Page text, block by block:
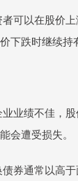
可以在股价
下跌时继续持
业绩不佳，
会遭受损失。
券通常以高